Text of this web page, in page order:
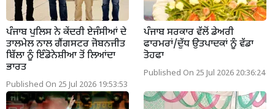
ਪੰਜਾਬ ਪੁਲਿਸ ਨੇ ਕੇਂਦਰੀ ਏਜੰਸੀਆਂ ਦੇ
ਤਾਲਮੇਲ ਨਾਲ ਗੈਂਗਸਟਰ ਜੋਬਨਜੀਤ
ਬਿੱਲਾ ਨੂੰ ਇੰਡੋਨੇਸ਼ੀਆ ਤੋਂ ਲਿਆਂਦਾ
ਭਾਰਤ
Published On 25 Jul 2026 19:53:53
ਪੰਜਾਬ ਸਰਕਾਰ ਵੱਲੋਂ ਡੇਅਰੀ
ਫਾਰਮਰਾਂ/ਦੁੱਧ ਉਤਪਾਦਕਾਂ ਨੂੰ ਵੱਡਾ
ਤੋਹਫਾ
Published On 25 Jul 2026 20:36:24